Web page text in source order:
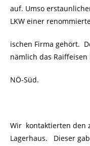
auf. Umso
LKW einer
ischen Firma gehört.
nämlich das Raiffeisen
NÖ-Süd.
Wir kontaktierten den
Lagerhaus. Dieser